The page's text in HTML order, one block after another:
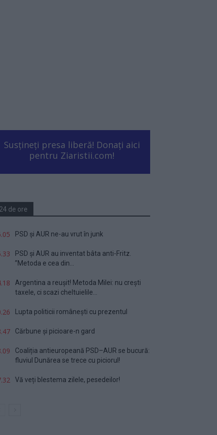
Susțineți presa liberă! Donați aici
pentru Ziaristii.com!
24 de ore
PSD și AUR ne-au vrut în junk
PSD și AUR au inventat bâta anti-Fritz.
”Metoda e cea din...
Argentina a reușit! Metoda Milei: nu crești
taxele, ci scazi cheltuielile...
Lupta politicii românești cu prezentul
Cărbune și picioare-n gard
Coaliția antieuropeană PSD–AUR se bucură:
fluviul Dunărea se trece cu piciorul!
Vă veți blestema zilele, pesedeilor!